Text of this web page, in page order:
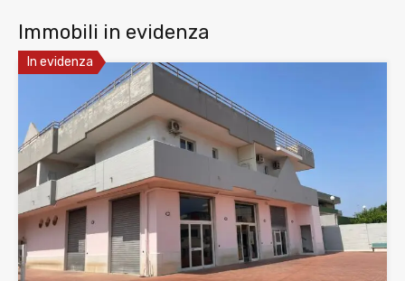
Immobili in evidenza
In evidenza